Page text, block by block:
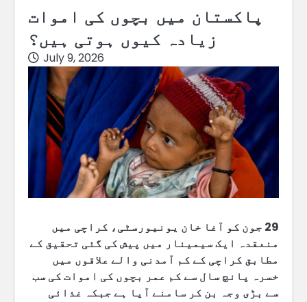
پاکستان میں بچوں کی اموات
زیادہ کیوں ہوتی ہیں؟
July 9, 2026
29 جون کو آغا خان یونیورسٹی، کراچی میں
منعقدہ ایک سیمینار میں پیش کی گئی تحقیق کے
مطابق کراچی کے کم آمدنی والے علاقوں میں
خسرہ پانچ سال سے کم عمر بچوں کی اموات کی سب
سے بڑی وجہ بن کر سامنے آیا ہے جبکہ غذائی